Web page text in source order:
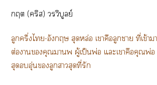
ก (คริส) วรวิบูลย์
ลูกครึ่งไ-อังกฤษ สุดหล่อ เาคือลูกา ที่เข้า
ต่อาคุณาพ ผู้เป็นพ่อ แะเาคือคุณพ่อ
สุดอุ่นลูกาสุดที่รัก